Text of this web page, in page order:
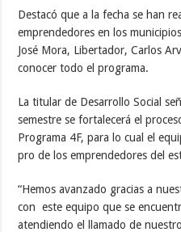
Destacó que a la fecha se han
emprendedores en los
José Mora, Libertador, Carlos
conocer todo el programa.
La titular de Desarrollo Social
semestre se fortalecerá el
Programa 4F, para lo cual el
pro de los emprendedores del
“Hemos avanzado gracias a
con este equipo que se
atendiendo el llamado de